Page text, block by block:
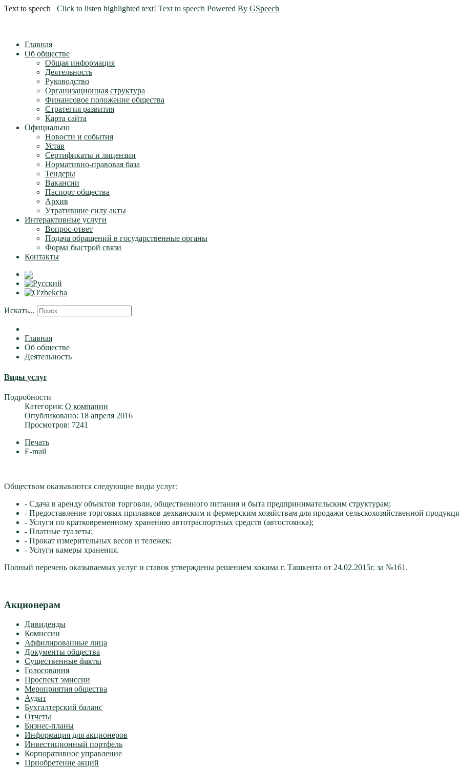
Text to speech Click to listen highlighted text! Text to speech Powered By GSpeech
Главная
Об обществе
Общая информация
Деятельность
Руководство
Организационная структура
Финансовое положение общества
Стратегия развития
Карта сайта
Официально
Новости и события
Устав
Сертификаты и лицензии
Нормативно-правовая база
Тендеры
Вакансии
Паспорт общества
Архив
Утратившие силу акты
Интерактивные услуги
Вопрос-ответ
Подача обращений в государственные органы
Форма быстрой связи
Контакты
Искать...
Главная
Об обществе
Деятельность
Виды услуг
Подробности
Категория: О компании
Опубликовано: 18 апреля 2016
Просмотров: 7241
Печать
E-mail
Обществом оказываются следующие виды услуг:
- Сдача в аренду объектов торговли, общественного питания и быта предпринимательским структурам;
- Предоставление торговых прилавков дехканским и фермерским хозяйствам для продажи сельскохозяйственной
- Услуги по кратковременному хранению автотраспортных средств (автостоянка);
- Платные туалеты;
- Прокат измерительных весов и тележек;
- Услуги камеры хранения.
Полный перечень оказываемых услуг и ставок утверждены решением хокима г. Ташкента от 24.02.2015г. за №161.
Акционерам
Дивиденды
Комиссии
Аффилированные лица
Документы общества
Существенные факты
Голосования
Проспект эмиссии
Мероприятия общества
Аудит
Бухгалтерский баланс
Отчеты
Бизнес-планы
Информация для акционеров
Инвестиционный портфель
Корпоративное управление
Приобретение акций